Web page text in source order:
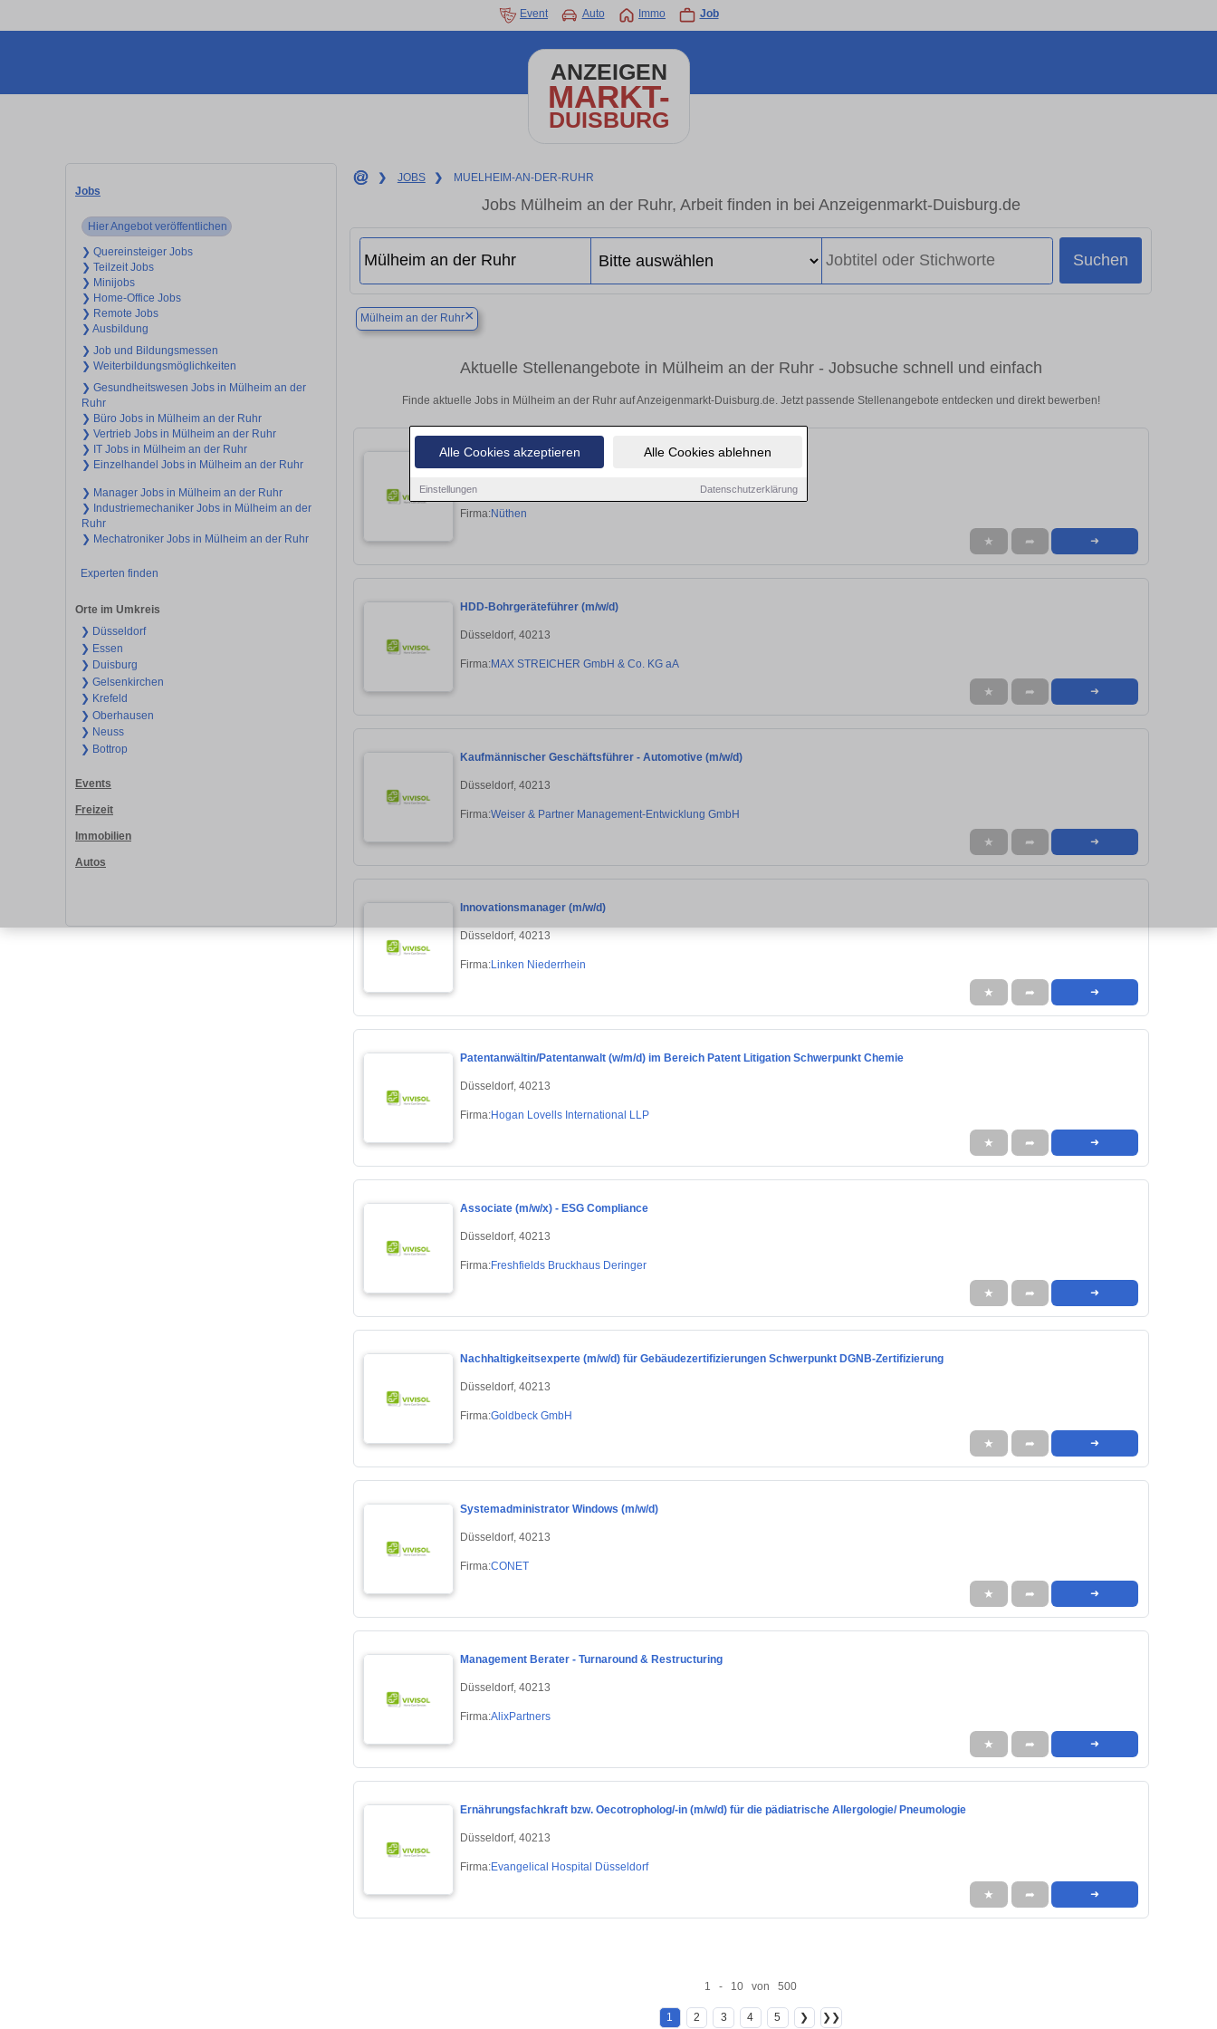
Alle Cookies akzeptieren Alle Cookies ablehnen
Einstellungen Datenschutzerklärung
Event Auto Immo Job
ANZEIGEN
MARKT-
DUISBURG
Jobs
Hier Angebot veröffentlichen
❯ Quereinsteiger Jobs
❯ Teilzeit Jobs
❯ Minijobs
❯ Home-Office Jobs
❯ Remote Jobs
❯ Ausbildung
❯ Job und Bildungsmessen
❯ Weiterbildungsmöglichkeiten
❯ Gesundheitswesen Jobs in Mülheim an der
Ruhr
❯ Büro Jobs in Mülheim an der Ruhr
❯ Vertrieb Jobs in Mülheim an der Ruhr
❯ IT Jobs in Mülheim an der Ruhr
❯ Einzelhandel Jobs in Mülheim an der Ruhr
❯ Manager Jobs in Mülheim an der Ruhr
❯ Industriemechaniker Jobs in Mülheim an der
Ruhr
❯ Mechatroniker Jobs in Mülheim an der Ruhr
Experten finden
Orte im Umkreis
❯ Düsseldorf
❯ Essen
❯ Duisburg
❯ Gelsenkirchen
❯ Krefeld
❯ Oberhausen
❯ Neuss
❯ Bottrop
Events
Freizeit
Immobilien
Autos
❯ JOBS ❯ MUELHEIM-AN-DER-RUHR
Jobs Mülheim an der Ruhr, Arbeit finden in bei Anzeigenmarkt-Duisburg.de
Suchen
Mülheim an der Ruhr×
Aktuelle Stellenangebote in Mülheim an der Ruhr - Jobsuche schnell und einfach
Finde aktuelle Jobs in Mülheim an der Ruhr auf Anzeigenmarkt-Duisburg.de. Jetzt passende Stellenangebote entdecken und direkt bewerben!
Maler/ Lackierer (m/w/d)
Firma:Nüthen
★ ➦ ➜
HDD-Bohrgeräteführer (m/w/d)
Düsseldorf, 40213
Firma:MAX STREICHER GmbH & Co. KG aA
★ ➦ ➜
Kaufmännischer Geschäftsführer - Automotive (m/w/d)
Düsseldorf, 40213
Firma:Weiser & Partner Management-Entwicklung GmbH
★ ➦ ➜
Innovationsmanager (m/w/d)
Düsseldorf, 40213
Firma:Linken Niederrhein
★ ➦ ➜
Patentanwältin/Patentanwalt (w/m/d) im Bereich Patent Litigation Schwerpunkt Chemie
Düsseldorf, 40213
Firma:Hogan Lovells International LLP
★ ➦ ➜
Associate (m/w/x) - ESG Compliance
Düsseldorf, 40213
Firma:Freshfields Bruckhaus Deringer
★ ➦ ➜
Nachhaltigkeitsexperte (m/w/d) für Gebäudezertifizierungen Schwerpunkt DGNB-Zertifizierung
Düsseldorf, 40213
Firma:Goldbeck GmbH
★ ➦ ➜
Systemadministrator Windows (m/w/d)
Düsseldorf, 40213
Firma:CONET
★ ➦ ➜
Management Berater - Turnaround & Restructuring
Düsseldorf, 40213
Firma:AlixPartners
★ ➦ ➜
Ernährungsfachkraft bzw. Oecotropholog/-in (m/w/d) für die pädiatrische Allergologie/ Pneumologie
Düsseldorf, 40213
Firma:Evangelical Hospital Düsseldorf
★ ➦ ➜
1 - 10 von 500
1 2 3 4 5 ❯ ❯❯